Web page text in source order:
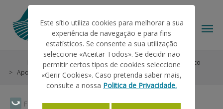
Faça Swipe para ver o menu
HELP/SUPPORT
Help/Support Helps on Unique Request
Pedido Único
Apoios Madeira
Este sítio utiliza cookies para melhorar a sua
experiência de navegação e para fins
estatísticos. Se consente a sua utilização
seleccione «Aceitar Todos». Se decidir não
permitir certos tipos de cookies seleccione
«Gerir Cookies». Caso pretenda saber mais,
consulte a nossa Politica de Privacidade.